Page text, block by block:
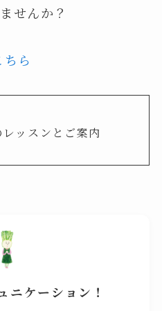
せんか？
ら
ッスンとご案内
ニケーション！